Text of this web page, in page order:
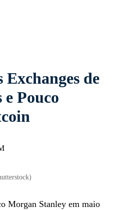
de
Pouco
Morgan Stanley em maio